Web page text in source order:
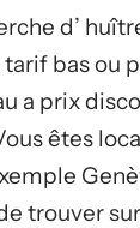
d’
bas ou
a prix
êtes
trouver